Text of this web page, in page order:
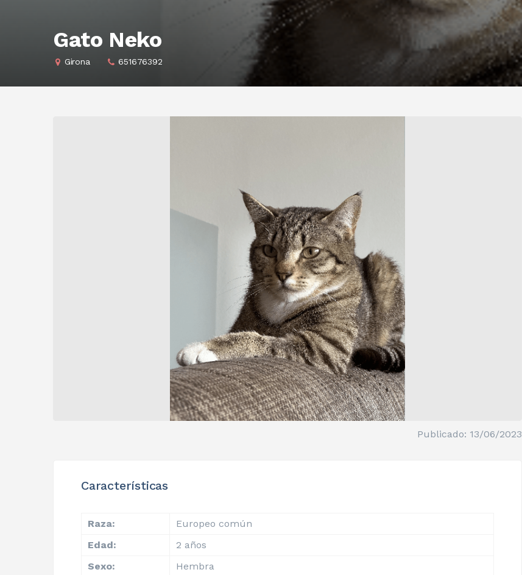
Gato Neko
Girona 651676392
Publicado: 13/06/2023
Características
Raza:
Europeo común
Edad:
2 años
Sexo:
Hembra